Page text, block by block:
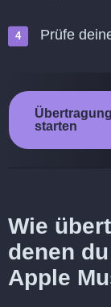
Prüfe
starten
Wie
denen
Apple